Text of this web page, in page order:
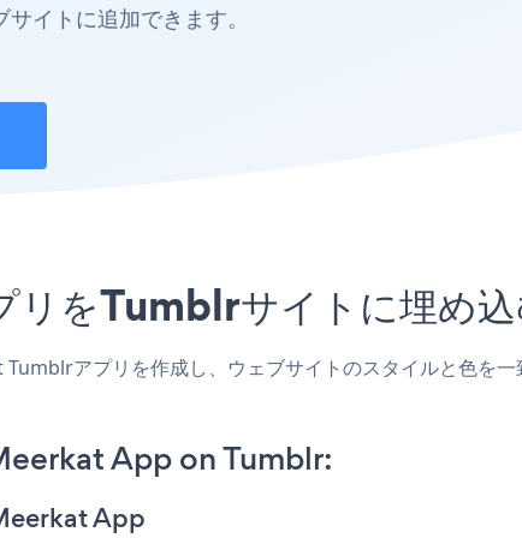
イトに追加できます。
をTumblrサイトに埋め込
アプリを作成し、ウェブサイトのスタイルと色を
App on Tumblr:
App